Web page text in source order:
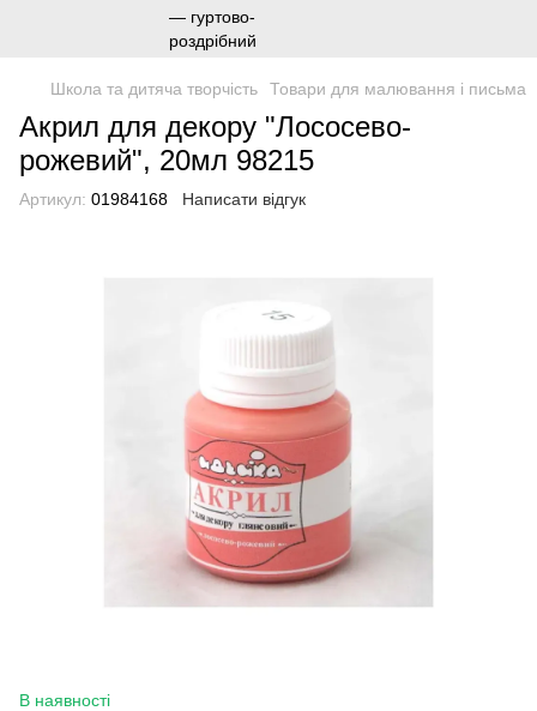
Школа та дитяча творчість Товари для малювання і письма
Акрил для декору "Лососево-
рожевий", 20мл 98215
Артикул: 01984168 Написати відгук
В наявності